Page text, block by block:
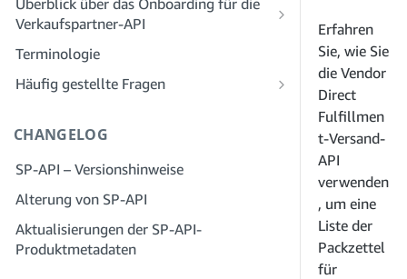
Überblick über das Onboarding für die
Verkaufspartner-API
Onboarding als Entwickler
Registrierung vor
Solution Provider Portal
Schritt 3: Erstellen Sie ein
Entwicklerprofil
Schritt 4: Registrieren Sie eine
Sandbox-Anwendung
Onboarding als Dienstleister
von Dienstanbietern kennen
Schritt 2: Erstellen Sie ein Konto im
Solution Provider Portal für Ihr
Unternehmen
Schritt 3: Verifizieren Sie Ihre Identität
Terminologie
Häufig gestellte Fragen
Allgemeines
Lösungsanbieterportal
CHANGELOG
SP-API – Versionshinweise
Alterung von SP-API
Aktualisierungen der SP-API-
Produktmetadaten
Erfahren
Sie, wie Sie
die Vendor
Direct
Fulfillmen
t-Versand-
API
verwenden
, um eine
Liste der
Packzettel
für